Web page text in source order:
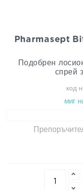
Pharmasept
Подобрен
спрей
код
миг